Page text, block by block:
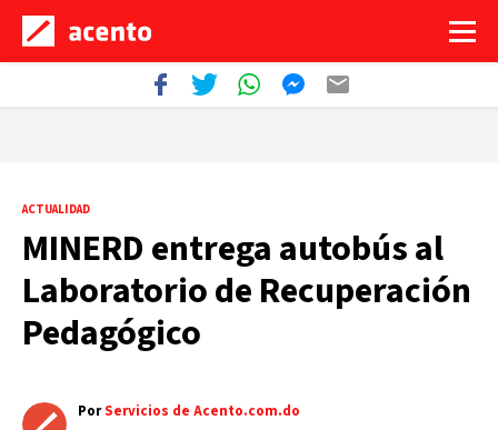
ACTUALIDAD
MINERD entrega autobús al
Laboratorio de Recuperación
Pedagógico
PorServicios de Acento.com.do